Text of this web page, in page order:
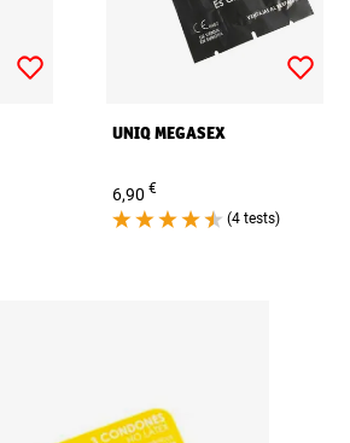
UNIQ MEGASEX
6,90€
(4 tests)